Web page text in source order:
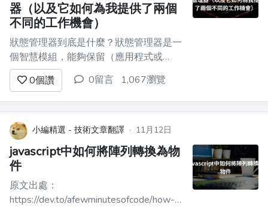
器（以及它如何為我提供了兩個
不同的工作機會）
狀態管理器到底是什麼？狀態管理器是一
個智慧模組，能夠保留（應用程式或
Web 應用程式的）會話資料並對資料的
變更做出反應。 您是網頁開發人員嗎？
使用過 Redux、Mobx 或 Zustand 等函式
庫嗎？恭喜！您已經使用了狀態管理器。
我記得我第一天嘗試為 React 設定（舊
的）Re...
0個讚 0留言 1,067瀏覽
小編精選 - 技術文章翻譯 · 11月12日
javascript中如何將陣列轉換為物
件
原文出處：
https://dev.to/afewminutesofcode/how-